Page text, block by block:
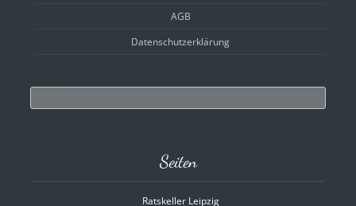
AGB
Datenschutzerklärung
Seiten
Ratskeller Leipzig